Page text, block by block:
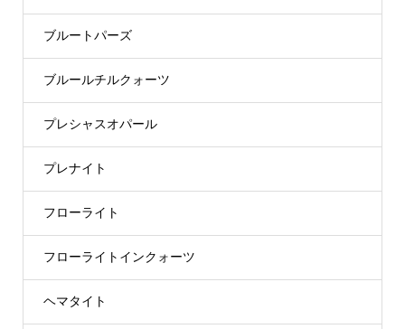
ブルートパーズ
ブルールチルクォーツ
プレシャスオパール
プレナイト
フローライト
フローライトインクォーツ
ヘマタイト